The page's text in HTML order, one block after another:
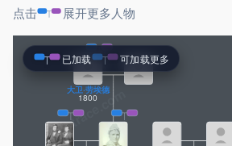
点击 展开更多人物
pptrace.com
大卫·劳埃德
1800
已加载 可加载更多